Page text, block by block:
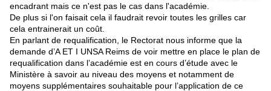
encadrant mais ce n'est pas le cas dans l'académie.
De plus si l'on faisait cela il faudrait revoir toutes les grilles car
cela entrainerait un coût.
En parlant de requalification, le Rectorat nous informe que la
demande d’A ET I UNSA Reims de voir mettre en place le plan de
requalification dans l’académie est en cours d’étude avec le
Ministère à savoir au niveau des moyens et notamment de
moyens supplémentaires souhaitable pour l’application de ce